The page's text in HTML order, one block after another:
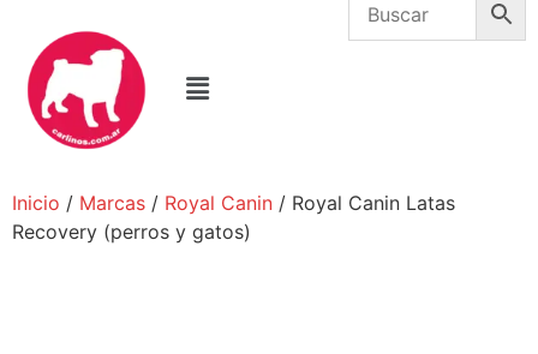
Inicio / Marcas / Royal Canin / Royal Canin Latas
Recovery (perros y gatos)